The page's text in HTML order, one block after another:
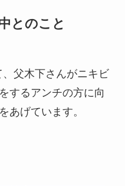
とのこと
父木下さんがニキビ
するアンチの方に向
あげています。